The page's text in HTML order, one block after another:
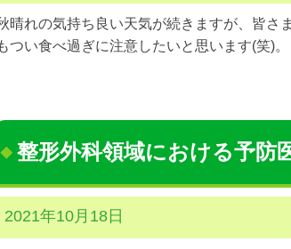
晴れの気持ち良い天気が続きますが、皆さ
つい食べ過ぎに注意したいと思います(笑)
整形外科領域における予防
2021年10月18日